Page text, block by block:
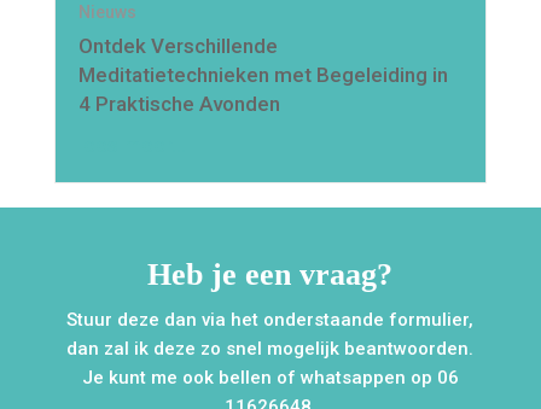
Nieuws
Ontdek Verschillende
Meditatietechnieken met Begeleiding in
4 Praktische Avonden
Heb je een vraag?
Stuur deze dan via het onderstaande formulier,
dan zal ik deze zo snel mogelijk beantwoorden.
Je kunt me ook bellen of whatsappen op 06